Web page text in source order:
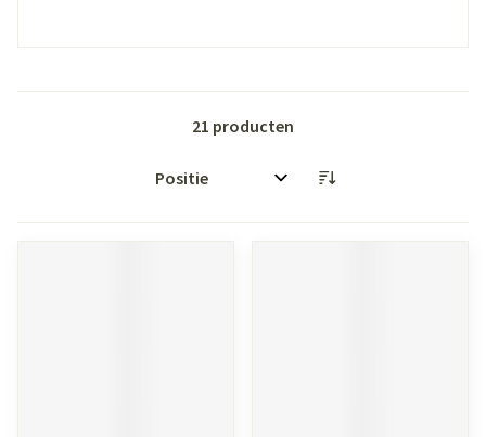
21 producten
Sorteer op: